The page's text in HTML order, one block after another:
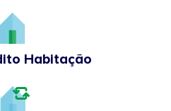
Habitação